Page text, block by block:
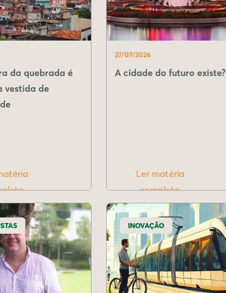
da quebrada é
vestida de
27/07/2026
A cidade do futuro existe?
Ler matéria
completa
INOVAÇÃO